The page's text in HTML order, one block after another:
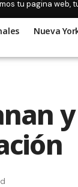
tu pagina web,
Nueva